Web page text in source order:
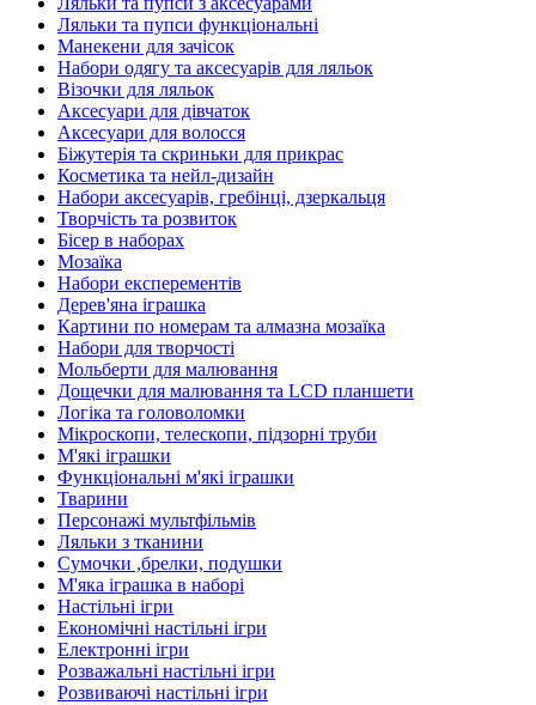
Ляльки та пупси функціональні
Манекени для зачісок
Набори одягу та аксесуарів для ляльок
Візочки для ляльок
Аксесуари для дівчаток
Аксесуари для волосся
Біжутерія та скриньки для прикрас
Косметика та нейл-дизайн
Набори аксесуарів, гребінці, дзеркальця
Творчість та розвиток
Бісер в наборах
Мозаїка
Набори експерементів
Дерев'яна іграшка
Картини по номерам та алмазна мозаїка
Набори для творчості
Мольберти для малювання
Дощечки для малювання та LCD планшети
Логіка та головоломки
Мікроскопи, телескопи, підзорні труби
М'які іграшки
Функціональні м'які іграшки
Тварини
Персонажі мультфільмів
Ляльки з тканини
Сумочки ,брелки, подушки
М'яка іграшка в наборі
Настільні ігри
Економічні настільні ігри
Електронні ігри
Розважальні настільні ігри
Розвиваючі настільні ігри